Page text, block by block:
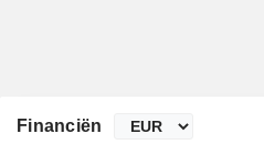
Financiën